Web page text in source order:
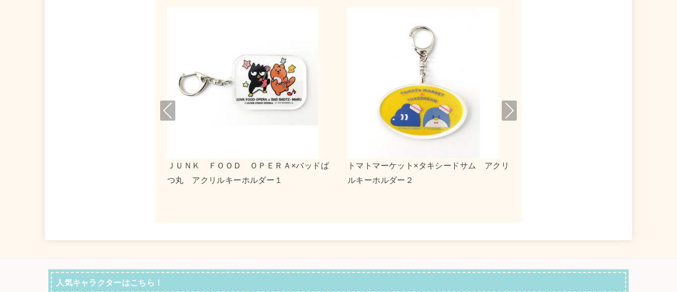
トマトマーケット×タキシードサム アクリ
０３１３×リトルツインスターズ キャンバ
ストート
ｎｓｎ×ポチャッコ アクリルキーホルダー
２
Pre
Nex
人気キャラクターはこちら！